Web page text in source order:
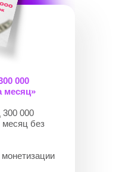
000
месяц»
300 000
без